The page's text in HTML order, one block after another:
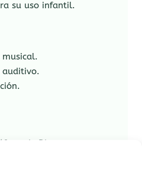
su uso infantil.
musical.
auditivo.
de Djeco: